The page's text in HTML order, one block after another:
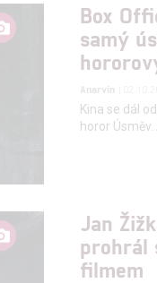
Box
samý
Anarvin
Kina se dál
horor
Jan
prohrál
filmem
s účely a
bezpečnosti,
a zobrazování reklamy